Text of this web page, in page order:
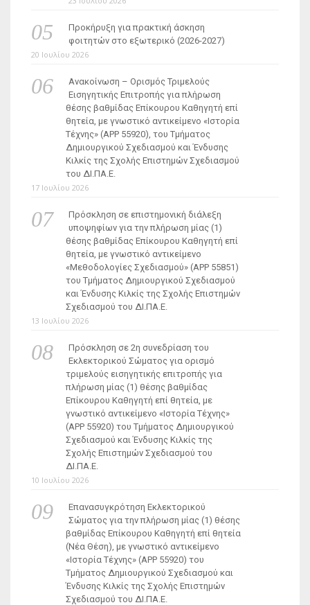
Προκήρυξη για πρακτική άσκηση
φοιτητών στο εξωτερικό (2026-2027)
20 Ιουλίου 2026
Ανακοίνωση – Ορισμός Τριμελούς
Εισηγητικής Επιτροπής για πλήρωση
θέσης βαθμίδας Επίκουρου Καθηγητή επί
θητεία, με γνωστικό αντικείμενο «Ιστορία
Τέχνης» (ΑΡΡ 55920), του Τμήματος
Δημιουργικού Σχεδιασμού και Ένδυσης
Κιλκίς της Σχολής Επιστημών Σχεδιασμού
του ΔΙ.ΠΑ.Ε.
17 Ιουλίου 2026
Πρόσκληση σε επιστημονική διάλεξη
υποψηφίων για την πλήρωση μίας (1)
θέσης βαθμίδας Επίκουρου Καθηγητή επί
θητεία, με γνωστικό αντικείμενο
«Μεθοδολογίες Σχεδιασμού» (ΑΡΡ 55851)
του Τμήματος Δημιουργικού Σχεδιασμού
και Ένδυσης Κιλκίς της Σχολής Επιστημών
Σχεδιασμού του ΔΙ.ΠΑ.Ε.
13 Ιουλίου 2026
Πρόσκληση σε 2η συνεδρίαση του
Εκλεκτορικού Σώματος για ορισμό
τριμελούς εισηγητικής επιτροπής για
πλήρωση μίας (1) θέσης βαθμίδας
Επίκουρου Καθηγητή επί θητεία, με
γνωστικό αντικείμενο «Ιστορία Τέχνης»
(ΑΡΡ 55920) του Τμήματος Δημιουργικού
Σχεδιασμού και Ένδυσης Κιλκίς της
Σχολής Επιστημών Σχεδιασμού του
ΔΙ.ΠΑ.Ε.
10 Ιουλίου 2026
Επανασυγκρότηση Εκλεκτορικού
Σώματος για την πλήρωση μίας (1) θέσης
βαθμίδας Επίκουρου Καθηγητή επί θητεία
(Νέα Θέση), με γνωστικό αντικείμενο
«Ιστορία Τέχνης» (ΑΡΡ 55920) του
Τμήματος Δημιουργικού Σχεδιασμού και
Ένδυσης Κιλκίς της Σχολής Επιστημών
Σχεδιασμού του ΔΙ.ΠΑ.Ε.